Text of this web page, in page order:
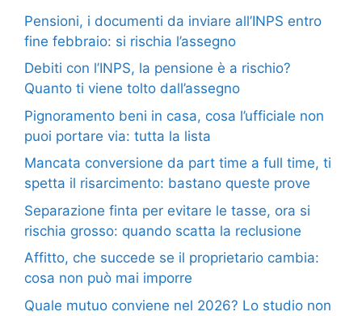
Pensioni, i documenti da inviare all’INPS entro
fine febbraio: si rischia l’assegno
Debiti con l’INPS, la pensione è a rischio?
Quanto ti viene tolto dall’assegno
Pignoramento beni in casa, cosa l’ufficiale non
puoi portare via: tutta la lista
Mancata conversione da part time a full time, ti
spetta il risarcimento: bastano queste prove
Separazione finta per evitare le tasse, ora si
rischia grosso: quando scatta la reclusione
Affitto, che succede se il proprietario cambia:
cosa non può mai imporre
Quale mutuo conviene nel 2026? Lo studio non